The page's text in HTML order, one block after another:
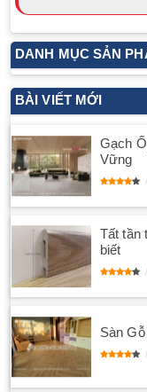
DANH MỤC SẢN
BÀI VIẾT MỚI
Gạch
Vững
Tất tần
biết
Sàn